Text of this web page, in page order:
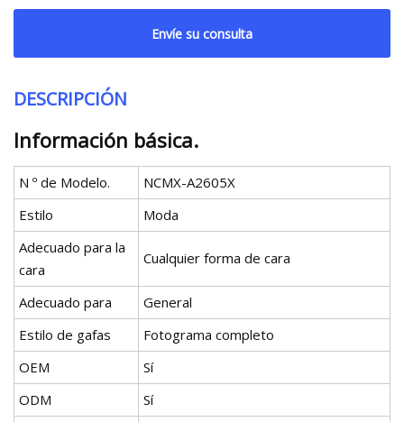
Envíe su consulta
DESCRIPCIÓN
Información básica.
N º de Modelo.
NCMX-A2605X
Estilo
Moda
Adecuado para la
cara
Cualquier forma de cara
Adecuado para
General
Estilo de gafas
Fotograma completo
OEM
Sí
ODM
Sí